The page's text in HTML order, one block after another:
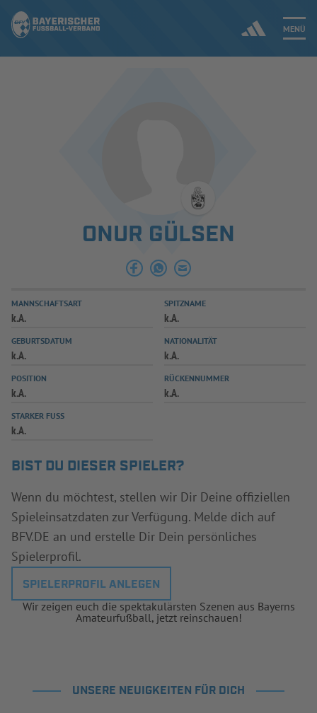
MENÜ
SPIELBETRIEB & VERBANDSLEBEN
AUSBILDUNG & FÖRDERUNG
SPIELPLUS
ONUR GÜLSEN
MANNSCHAFTSART
k.A.
SPITZNAME
k.A.
GEBURTSDATUM
k.A.
NATIONALITÄT
k.A.
POSITION
k.A.
RÜCKENNUMMER
k.A.
STARKER FUSS
k.A.
BIST DU DIESER SPIELER?
Wenn du möchtest, stellen wir Dir Deine offiziellen
Spieleinsatzdaten zur Verfügung. Melde dich auf
BFV.DE an und erstelle Dir Dein persönliches
Spielerprofil.
SPIELERPROFIL ANLEGEN
Wir zeigen euch die spektakulärsten Szenen aus Bayerns
Amateurfußball, jetzt reinschauen!
UNSERE NEUIGKEITEN FÜR DICH